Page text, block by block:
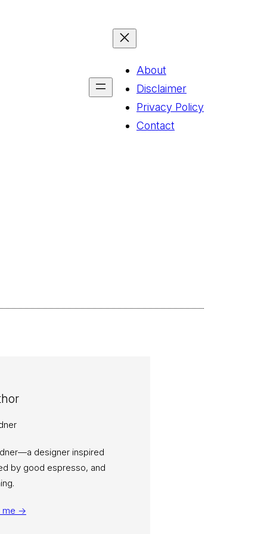
About
Disclaimer
Privacy Policy
Contact
designer inspired
by good espresso, and
me →